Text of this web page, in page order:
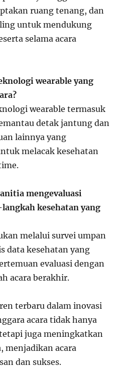
ruang tenang, dan
untuk mendukung
selama acara
wearable yang
wearable termasuk
detak jantung dan
lainnya yang
melacak kesehatan
mengevaluasi
kesehatan yang
melalui survei umpan
data kesehatan yang
evaluasi dengan
acara berakhir.
terbaru dalam inovasi
acara tidak hanya
juga meningkatkan
menjadikan acara
dan sukses.